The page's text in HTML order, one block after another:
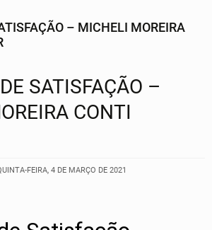
– MICHELI MOREIRA
SATISFAÇÃO –
CONTI
FEIRA, 4 DE MARÇO DE 2021